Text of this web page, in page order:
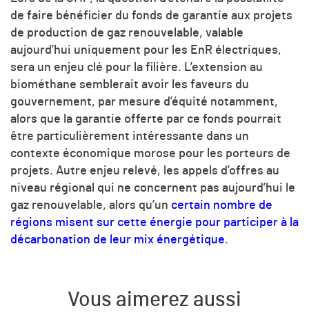
de faire bénéficier du fonds de garantie aux projets
de production de gaz renouvelable, valable
aujourd’hui uniquement pour les EnR électriques,
sera un enjeu clé pour la filière. L’extension au
biométhane semblerait avoir les faveurs du
gouvernement, par mesure d’équité notamment,
alors que la garantie offerte par ce fonds pourrait
être particulièrement intéressante dans un
contexte économique morose pour les porteurs de
projets. Autre enjeu relevé, les appels d’offres au
niveau régional qui ne concernent pas aujourd’hui le
gaz renouvelable, alors qu’un certain nombre de
régions misent sur cette énergie pour participer à la
décarbonation de leur mix énergétique.
Vous aimerez aussi